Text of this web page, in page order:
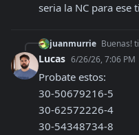
seria la NC para ese
juanmurrie Buenas!
Lucas 6/26/26, 7:06 PM
Probate estos:
30-50679216-5
30-62572226-4
30-54348734-8